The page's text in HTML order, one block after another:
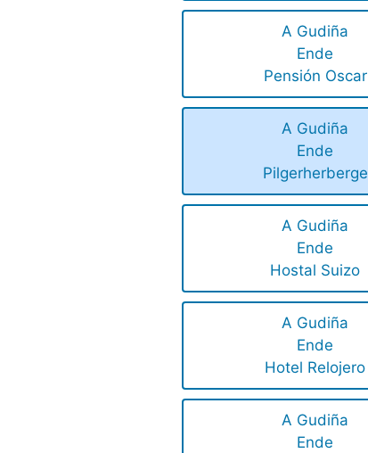
A Gudiña
Ende
Pensión Oscar
A Gudiña
Ende
Pilgerherberge
A Gudiña
Ende
Hostal Suizo
A Gudiña
Ende
Hotel Relojero
A Gudiña
Ende